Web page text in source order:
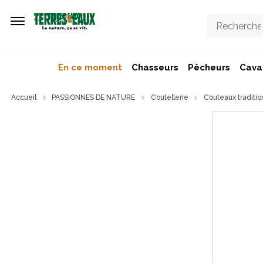
En ce moment Chasseurs Pêcheurs
Accueil PASSIONNES DE NATURE Coutellerie Couteaux